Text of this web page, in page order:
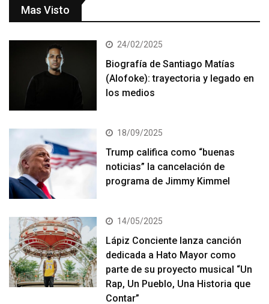
Mas Visto
24/02/2025
Biografía de Santiago Matías
(Alofoke): trayectoria y legado en
los medios
18/09/2025
Trump califica como “buenas
noticias” la cancelación de
programa de Jimmy Kimmel
14/05/2025
Lápiz Conciente lanza canción
dedicada a Hato Mayor como
parte de su proyecto musical “Un
Rap, Un Pueblo, Una Historia que
Contar”